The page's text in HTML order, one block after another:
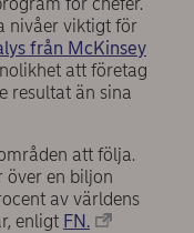
nivåer viktigt för
från McKinsey
att företag
resultat än sina
att följa.
över en biljon
av världens
enligt FN.